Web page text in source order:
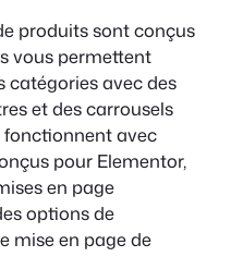
produits sont conçus
vous permettent
catégories avec des
et des carrousels
fonctionnent avec
pour Elementor,
en page
options de
mise en page de